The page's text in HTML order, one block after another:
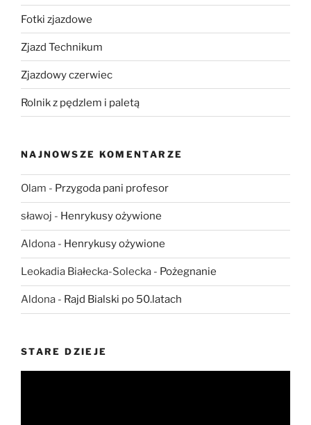
Fotki zjazdowe
Zjazd Technikum
Zjazdowy czerwiec
Rolnik z pędzlem i paletą
NAJNOWSZE KOMENTARZE
Olam - Przygoda pani profesor
sławoj - Henrykusy ożywione
Aldona - Henrykusy ożywione
Leokadia Białecka-Solecka - Pożegnanie
Aldona - Rajd Bialski po 50.latach
STARE DZIEJE